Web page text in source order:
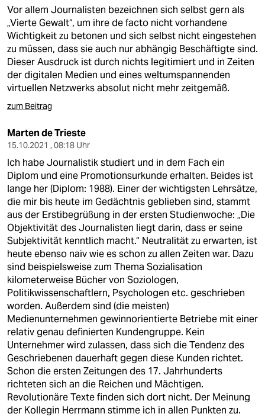
Vor allem Journalisten bezeichnen sich selbst gern als
„Vierte Gewalt“, um ihre de facto nicht vorhandene
Wichtigkeit zu betonen und sich selbst nicht eingestehen
zu müssen, dass sie auch nur abhängig Beschäftigte sind.
Dieser Ausdruck ist durch nichts legitimiert und in Zeiten
der digitalen Medien und eines weltumspannenden
virtuellen Netzwerks absolut nicht mehr zeitgemäß.
zum Beitrag
Marten de Trieste
15.10.2021 , 08:18 Uhr
Ich habe Journalistik studiert und in dem Fach ein
Diplom und eine Promotionsurkunde erhalten. Beides ist
lange her (Diplom: 1988). Einer der wichtigsten Lehrsätze,
die mir bis heute im Gedächtnis geblieben sind, stammt
aus der Erstibegrüßung in der ersten Studienwoche: „Die
Objektivität des Journalisten liegt darin, dass er seine
Subjektivität kenntlich macht.“ Neutralität zu erwarten, ist
heute ebenso naiv wie es schon zu allen Zeiten war. Dazu
sind beispielsweise zum Thema Sozialisation
kilometerweise Bücher von Soziologen,
Politikwissenschaftlern, Psychologen etc. geschrieben
worden. Außerdem sind (die meisten)
Medienunternehmen gewinnorientierte Betriebe mit einer
relativ genau definierten Kundengruppe. Kein
Unternehmer wird zulassen, dass sich die Tendenz des
Geschriebenen dauerhaft gegen diese Kunden richtet.
Schon die ersten Zeitungen des 17. Jahrhunderts
richteten sich an die Reichen und Mächtigen.
Revolutionäre Texte finden sich dort nicht. Der Meinung
der Kollegin Herrmann stimme ich in allen Punkten zu.